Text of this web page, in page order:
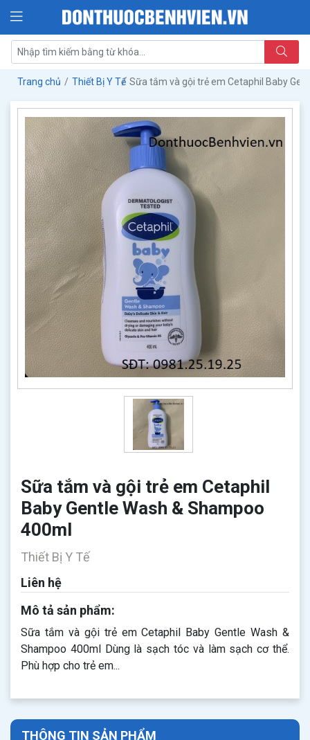
Trang chủ Thiết Bị Y Tế Sữa tắm và gội trẻ em Cetaphil Baby
Sữa tắm và gội trẻ em Cetaphil
Baby Gentle Wash & Shampoo
400ml
Thiết Bị Y Tế
Liên hệ
Mô tả sản phẩm:
Sữa tắm và gội trẻ em Cetaphil Baby Gentle Wash &
Shampoo 400ml Dùng là sạch tóc và làm sạch cơ thể.
Phù hợp cho trẻ em...
THÔNG TIN SẢN PHẨM